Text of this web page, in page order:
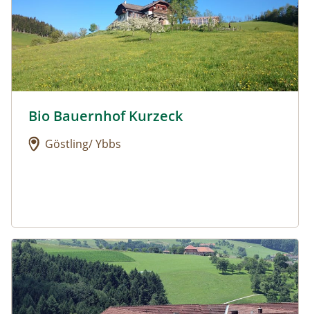
Urlaub am Bauernhof: Bio Bauernhof Kurzeck
Bio Bauernhof Kurzeck
Göstling/ Ybbs
Urlaub am Bauernhof: Dorferhof